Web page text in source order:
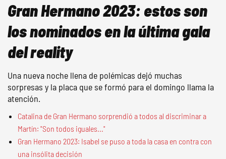
Gran Hermano 2023: estos son
los nominados en la última gala
del reality
Una nueva noche llena de polémicas dejó muchas
sorpresas y la placa que se formó para el domingo llama la
atención.
Catalina de Gran Hermano sorprendió a todos al discriminar a
Martín: "Son todos iguales..."
Gran Hermano 2023: Isabel se puso a toda la casa en contra con
una insólita decisión